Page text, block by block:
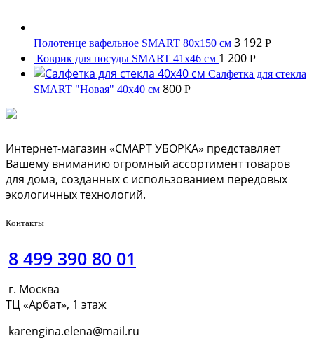
Полотенце вафельное SMART 80x150 см 3 192 Р
Коврик для посуды SMART 41х46 см 1 200 Р
Салфетка для стекла
SMART "Новая" 40х40 см 800 Р
Интернет-магазин «СМАРТ УБОРКА» представляет
Вашему вниманию огромный ассортимент товаров
для дома, созданных с использованием передовых
экологичных технологий.
Контакты
8 499 390 80 01
г. Москва
ТЦ «Арбат», 1 этаж
karengina.elena@mail.ru